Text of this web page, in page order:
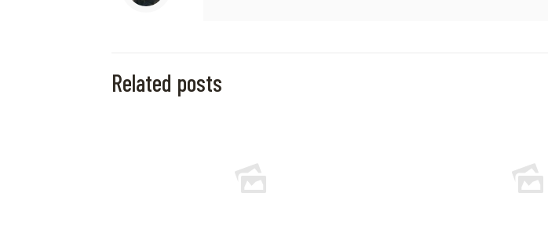
Related posts